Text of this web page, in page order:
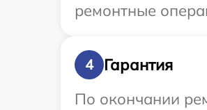
ремонтные
4
Гарантия
По окончании